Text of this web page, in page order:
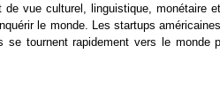
vue culturel, linguistique, monétaire
le monde. Les startups
tournent rapidement vers le monde